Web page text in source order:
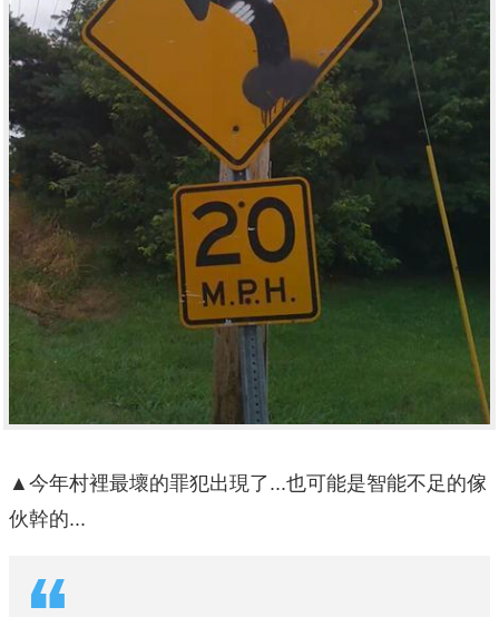
▲今年村裡最壞的罪犯出現了...也可能是智能不足的傢
伙幹的...